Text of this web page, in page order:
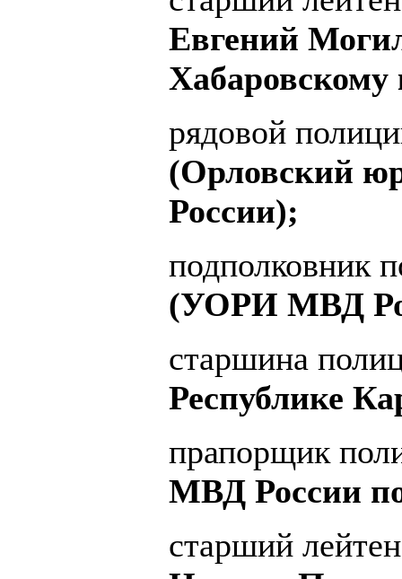
Евгений
рядовой
(Орловский
России);
подполковник
(УОРИ МВД
старшина
Республике
прапорщик
МВД России
старший